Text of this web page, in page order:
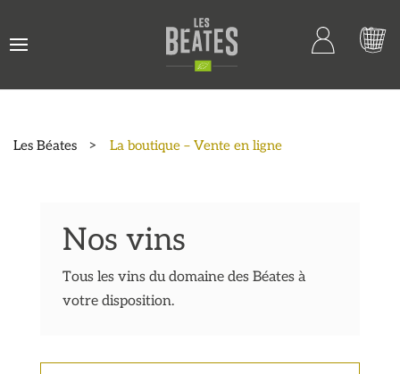
Les Béates > La boutique – Vente en ligne
Nos vins
Tous les vins du domaine des Béates à
votre disposition.